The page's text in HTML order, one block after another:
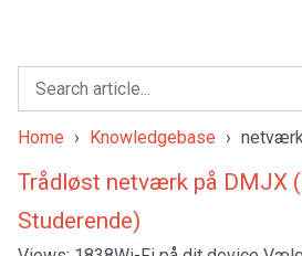
Home › Knowledgebase ›
Trådløst netværk på DMJX
Studerende)